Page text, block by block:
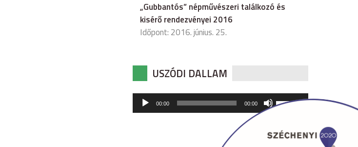
„Gubbantós” népművészeri találkozó és
kisérő rendezvényei 2016
Időpont: 2016. június. 25.
USZÓDI DALLAM
Audió
lejátszó
00:00 00:00
hangerő
csökkentéséhez